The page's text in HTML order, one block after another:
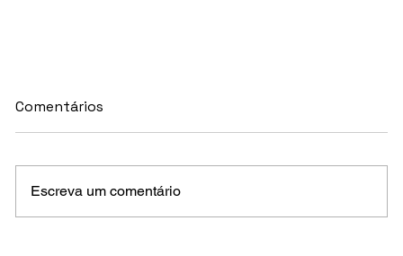
Comentários
Escreva um comentário